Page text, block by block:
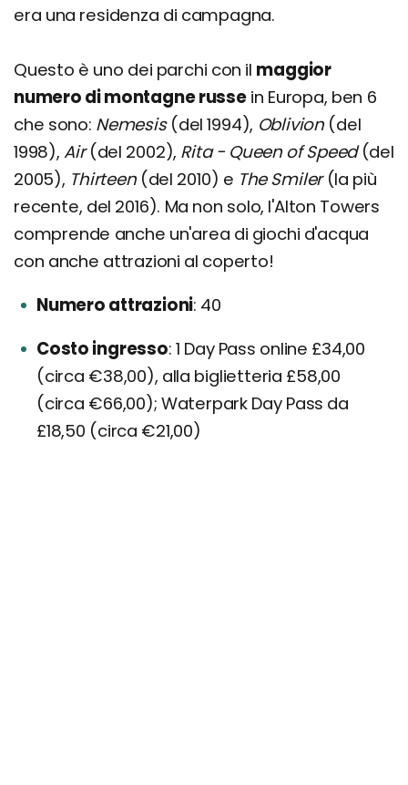
era una residenza di campagna.
Questo è uno dei parchi con il maggior
numero di montagne russein Europa, ben 6
che sono: Nemesis(del 1994), Oblivion(del
1998),Air(del 2002), Rita - Queen of Speed(del
2005), Thirteen(del 2010) e The Smiler(la più
recente, del 2016). Ma non solo, l'Alton Towers
comprende anche un'area di giochi d'acqua
con anche attrazioni al coperto!
Numero attrazioni 40
Costo ingresso 1 Day Pass online £34,00
(circa €38,00), alla biglietteria £58,00
(circa €66,00); Waterpark Day Pass da
£18,50 (circa €21,00)